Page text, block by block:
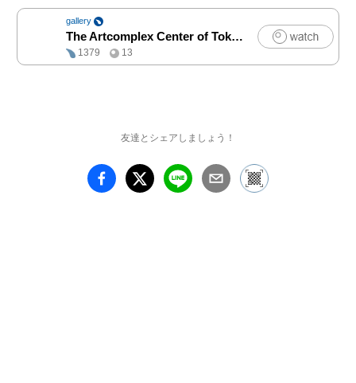
発した。さらに表面に粉
体塗装を施することで多
様な表情を得る事ができ
た。更に、アナログ回帰
事によって、全く新しい
ィの価値を創り出す。そ
れは虹丸マジックとでも
gallery
The Artcomplex Center of Tokyo
アート
1379
13
友達とシェアしましょう！